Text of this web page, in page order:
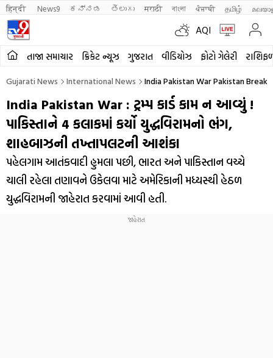
हिन्दी News9 ಕನ್ನಡ తెలుగు मराठी বাংলা ਪੰਜਾਬੀ தமிழ்
AQI
તાજા સમાચાર ક્રિકેટ ન્યૂઝ ગુજરાત વીડિયોઝ ફોટો ગેલેરી
Gujarati News International News India Pakistan War Pakistan
India Pakistan War : ટ્રમ્પ કાર્ડ કામ ન આવ્યું !
પાકિસ્તાને 4 કલાકમાં કર્યો યુદ્ધવિરામનો ભંગ,
શાહબાઝની તખ્તાપલટની આશંકા
પહેલગામ આતંકવાદી હુમલા પછી, ભારત અને પાકિસ્તાન વચ્ચે
ચાલી રહેલા તણાવને ઉકેલવા માટે અમેરિકાની મધ્યસ્થી હેઠળ
યુદ્ધવિરામની જાહેરાત કરવામાં આવી હતી.